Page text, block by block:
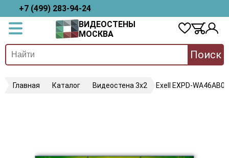
+7 (499) 283-94-24
ВИДЕОСТЕНЫ
МОСКВА
Поиск
Главная Каталог Видеостена 3х2 Exell EXPD-WA46AB05